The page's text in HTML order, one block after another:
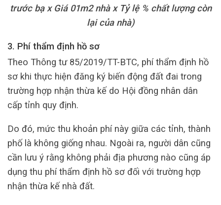
trước bạ x Giá 01m2 nhà x Tỷ lệ % chất lượng còn
lại của nhà)
3. Phí thẩm định hồ sơ
Theo Thông tư 85/2019/TT-BTC, phí thẩm định hồ
sơ khi thực hiện đăng ký biến động đất đai trong
trường hợp nhận thừa kế do Hội đồng nhân dân
cấp tỉnh quy định.
Do đó, mức thu khoản phí này giữa các tỉnh, thành
phố là không giống nhau. Ngoài ra, người dân cũng
cần lưu ý rằng không phải địa phương nào cũng áp
dụng thu phí thẩm định hồ sơ đối với trường hợp
nhận thừa kế nhà đất.